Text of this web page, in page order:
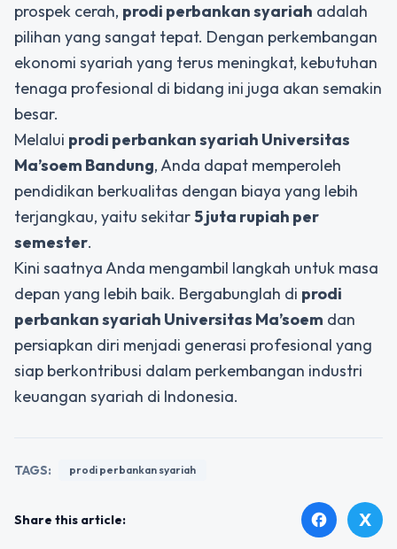
prospek cerah, prodi perbankan syariah adalah
pilihan yang sangat tepat. Dengan perkembangan
ekonomi syariah yang terus meningkat, kebutuhan
tenaga profesional di bidang ini juga akan semakin
besar.
Melalui prodi perbankan syariah Universitas
Ma’soem Bandung, Anda dapat memperoleh
pendidikan berkualitas dengan biaya yang lebih
terjangkau, yaitu sekitar5 juta rupiah per
semester.
Kini saatnya Anda mengambil langkah untuk masa
depan yang lebih baik. Bergabunglah di prodi
perbankan syariah Universitas Ma’soem dan
persiapkan diri menjadi generasi profesional yang
siap berkontribusi dalam perkembangan industri
keuangan syariah di Indonesia.
TAGS: prodi perbankan syariah
Share this article: facebook X